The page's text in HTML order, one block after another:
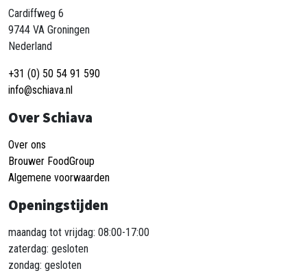
Cardiffweg 6
9744 VA Groningen
Nederland
+31 (0) 50 54 91 590
info@schiava.nl
Over Schiava
Over ons
Brouwer FoodGroup
Algemene voorwaarden
Openingstijden
maandag tot vrijdag: 08:00-17:00
zaterdag: gesloten
zondag: gesloten